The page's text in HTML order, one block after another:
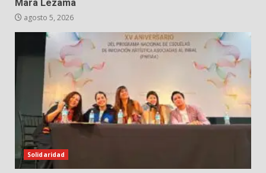
Mara Lezama
agosto 5, 2026
Solidaridad